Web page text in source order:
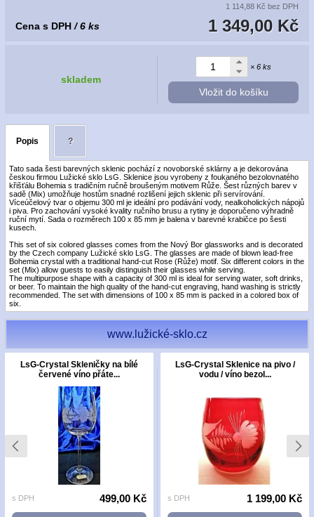
1 114,88 Kč bez DPH
1 349,00 Kč
Cena s DPH / 6 ks
skladem
× 6 ks
Vložit do košíku
Popis ?
Tato sada šesti barevných sklenic pochází z novoborské sklárny a je dekorována
českou firmou Lužické sklo LsG. Sklenice jsou vyrobeny z foukaného bezolovnatého
křišťálu Bohemia s tradičním ručně broušeným motivem Růže. Šest různých barev v
sadě (Mix) umožňuje hostům snadné rozlišení jejich sklenic při servírování.
Víceúčelový tvar o objemu 300 ml je ideální pro podávání vody, nealkoholických nápojů
i piva. Pro zachování vysoké kvality ručního brusu a rytiny je doporučeno výhradně
ruční mytí. Sada o rozměrech 100 x 85 mm je balena v barevné krabičce po šesti
kusech.
This set of six colored glasses comes from the Nový Bor glassworks and is decorated
by the Czech company Lužické sklo LsG. The glasses are made of blown lead-free
Bohemia crystal with a traditional hand-cut Rose (Růže) motif. Six different colors in the
set (Mix) allow guests to easily distinguish their glasses while serving.
The multipurpose shape with a capacity of 300 ml is ideal for serving water, soft drinks,
or beer. To maintain the high quality of the hand-cut engraving, hand washing is strictly
recommended. The set with dimensions of 100 x 85 mm is packed in a colored box of
six.
www.lužické-sklo.cz
LsG-Crystal Skleničky na bílé
červené víno přáte...
s DPH 499,00 Kč
LsG-Crystal Sklenice na pivo /
vodu / víno bezol...
s DPH 1 199,00 Kč